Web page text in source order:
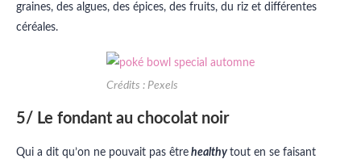
graines, des algues, des épices, des fruits, du riz et différentes
céréales.
Crédits : Pexels
5/ Le fondant au chocolat noir
Qui a dit qu’on ne pouvait pas être healthy tout en se faisant